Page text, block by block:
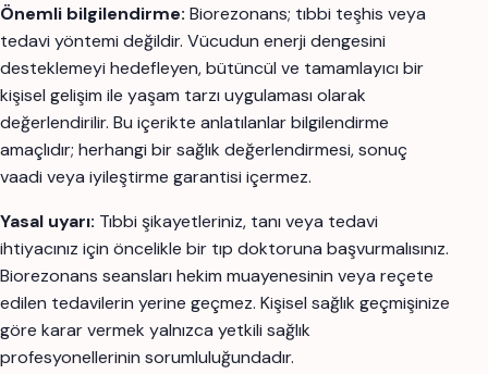
Önemli bilgilendirme: Biorezonans; tıbbi teşhis veya
tedavi yöntemi değildir. Vücudun enerji dengesini
desteklemeyi hedefleyen, bütüncül ve tamamlayıcı bir
kişisel gelişim ile yaşam tarzı uygulaması olarak
değerlendirilir. Bu içerikte anlatılanlar bilgilendirme
amaçlıdır; herhangi bir sağlık değerlendirmesi, sonuç
vaadi veya iyileştirme garantisi içermez.
Yasal uyarı: Tıbbi şikayetleriniz, tanı veya tedavi
ihtiyacınız için öncelikle bir tıp doktoruna başvurmalısınız.
Biorezonans seansları hekim muayenesinin veya reçete
edilen tedavilerin yerine geçmez. Kişisel sağlık geçmişinize
göre karar vermek yalnızca yetkili sağlık
profesyonellerinin sorumluluğundadır.